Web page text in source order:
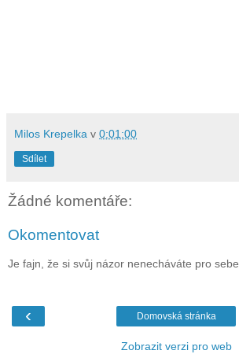
Milos Krepelka v 0:01:00
Sdílet
Žádné komentáře:
Okomentovat
Je fajn, že si svůj názor nenecháváte pro sebe.
‹ Domovská stránka
Zobrazit verzi pro web